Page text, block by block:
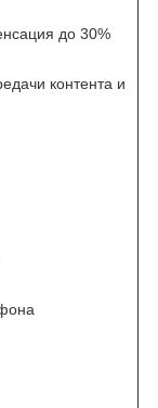
до 30%
контента и